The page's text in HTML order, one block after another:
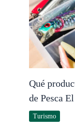
Qué
de Pesca
Turismo